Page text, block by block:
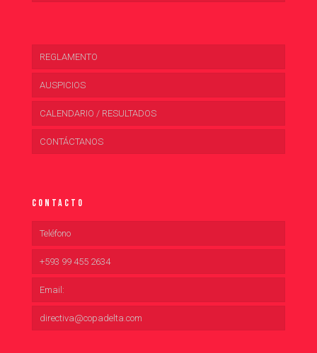
REGLAMENTO
AUSPICIOS
CALENDARIO / RESULTADOS
CONTÁCTANOS
Contacto
Teléfono
+593 99 455 2634
Email:
directiva@copadelta.com